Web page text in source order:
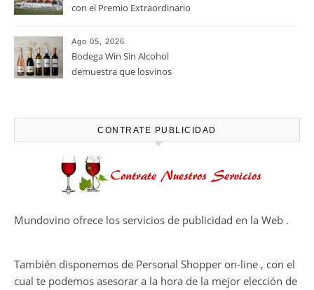
con el Premio Extraordinario
casi un siglo de excelencia
vitivinícola
Ago 05, 2026
Bodega Win Sin Alcohol
demuestra que losvinos
en el viñedo
CONTRATE PUBLICIDAD
Mundovino ofrece los servicios de publicidad en la Web .
También disponemos de Personal Shopper on-line , con el
cual te podemos asesorar a la hora de la mejor elección de